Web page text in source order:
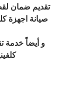
تقديم ضمان
صيانة اجهزة
و أيضاً خدمة